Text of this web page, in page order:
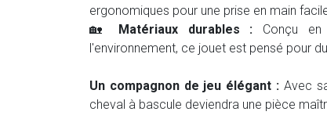
ergonomiques pour une prise en main
🏡 Matériaux durables : Conçu
l'environnement, ce jouet est pensé pour
Un compagnon de jeu élégant :Avec
cheval à bascule deviendra une pièce